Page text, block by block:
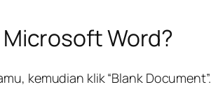
Microsoft Word?
kemudian klik “Blank Document”.